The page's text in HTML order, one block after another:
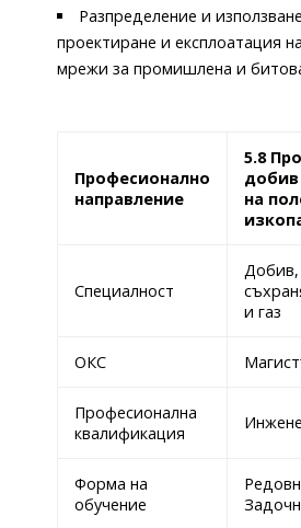
Разпределение и
проектиране и експлоатация
мрежи за промишлена и
Професионално
направление
5.8
на
Специалност
Добив,
и газ
ОКС
Професионална
квалификация
Форма на
обучение